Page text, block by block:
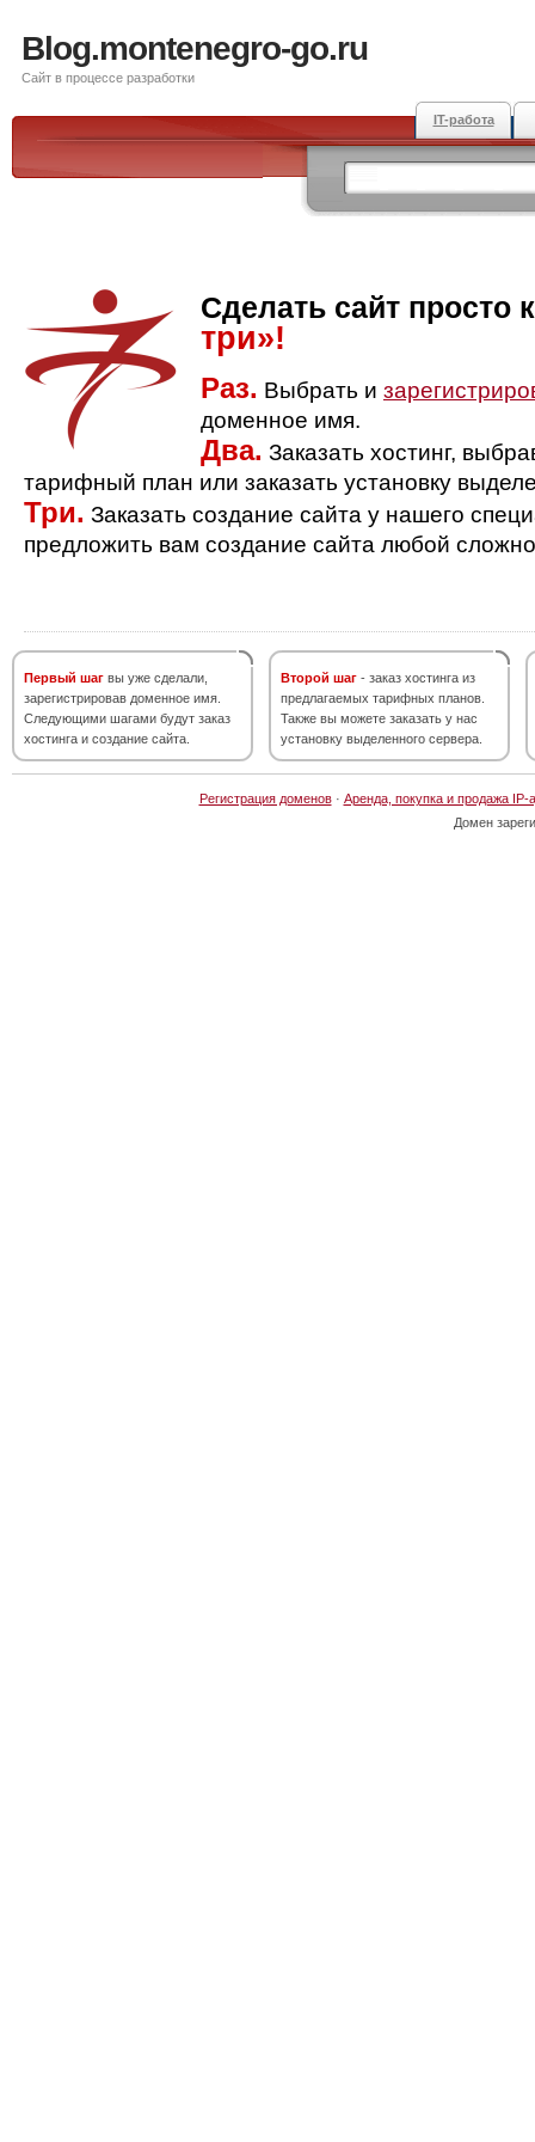
Blog.montenegro-go.ru
Сайт в процессе разработки
IT-работа
Сделать сайт просто
три»!
Раз. Выбрать и
доменное имя.
Два. Заказать хостинг,
тарифный план или заказать установку
Три. Заказать создание сайта у нашего
предложить вам создание сайта любой
Первый шаг вы уже сделали,
зарегистрировав доменное имя.
Следующими шагами будут заказ
хостинга и создание сайта.
Второй шаг - заказ хостинга из
предлагаемых тарифных планов.
Также вы можете заказать у нас
установку выделенного сервера.
Регистрация доменов· Аренда, покупка и продажа IP-
Домен